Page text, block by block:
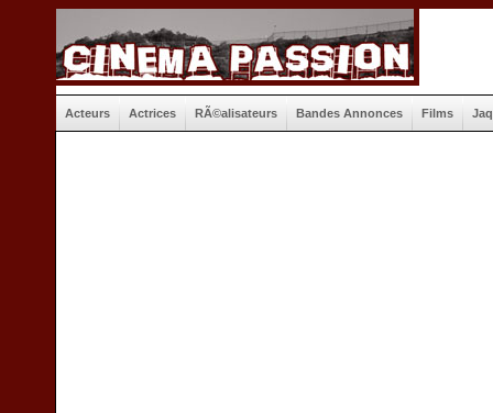
Acteurs Actrices RÃ©alisateurs Bandes Annonces Films